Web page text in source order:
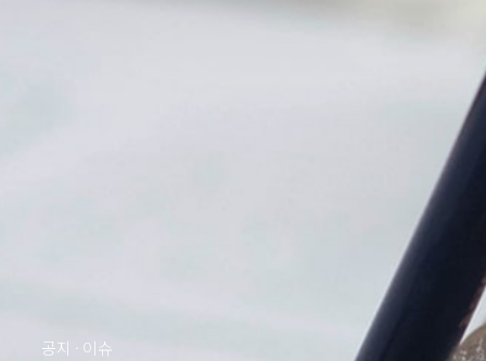
공지 · 이슈